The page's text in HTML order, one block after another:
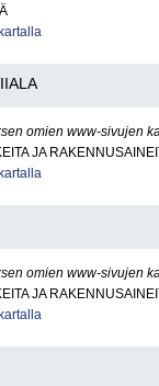
omien www-sivujen
JA
omien www-sivujen
JA